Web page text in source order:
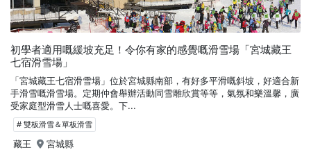
初學者適用嘅緩坡充足！令你有家的感覺嘅滑雪場「宮城藏王
七宿滑雪場」
「宮城藏王七宿滑雪場」位於宮城縣南部，有好多平滑嘅斜坡，好適合新
手滑雪嘅滑雪場。定期仲會舉辦活動同雪雕欣賞等等，氣氛和樂溫馨，廣
受家庭型滑雪人士嘅喜愛。下...
# 雙板滑雪＆單板滑雪
藏王 宮城縣